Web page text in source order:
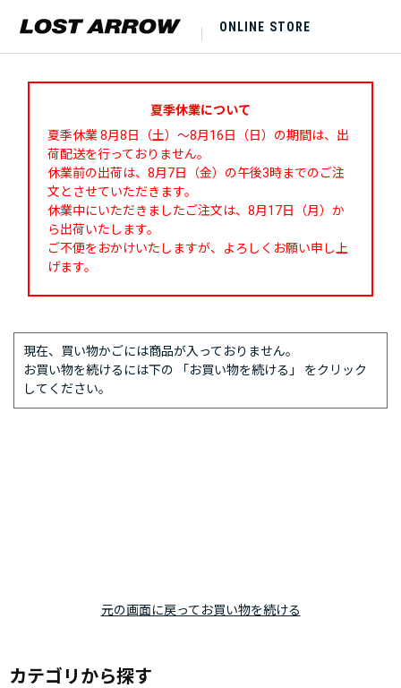
ONLINE STORE
夏季休業について
夏季休業 8月8日（土）～8月16日（日）の期間は、出
荷配送を行っておりません。
休業前の出荷は、8月7日（金）の午後3時までのご注
文とさせていただきます。
休業中にいただきましたご注文は、8月17日（月）か
ら出荷いたします。
ご不便をおかけいたしますが、よろしくお願い申し上
げます。
現在、買い物かごには商品が入っておりません。
お買い物を続けるには下の 「お買い物を続ける」 をクリック
してください。
元の画面に戻ってお買い物を続ける
カテゴリから探す